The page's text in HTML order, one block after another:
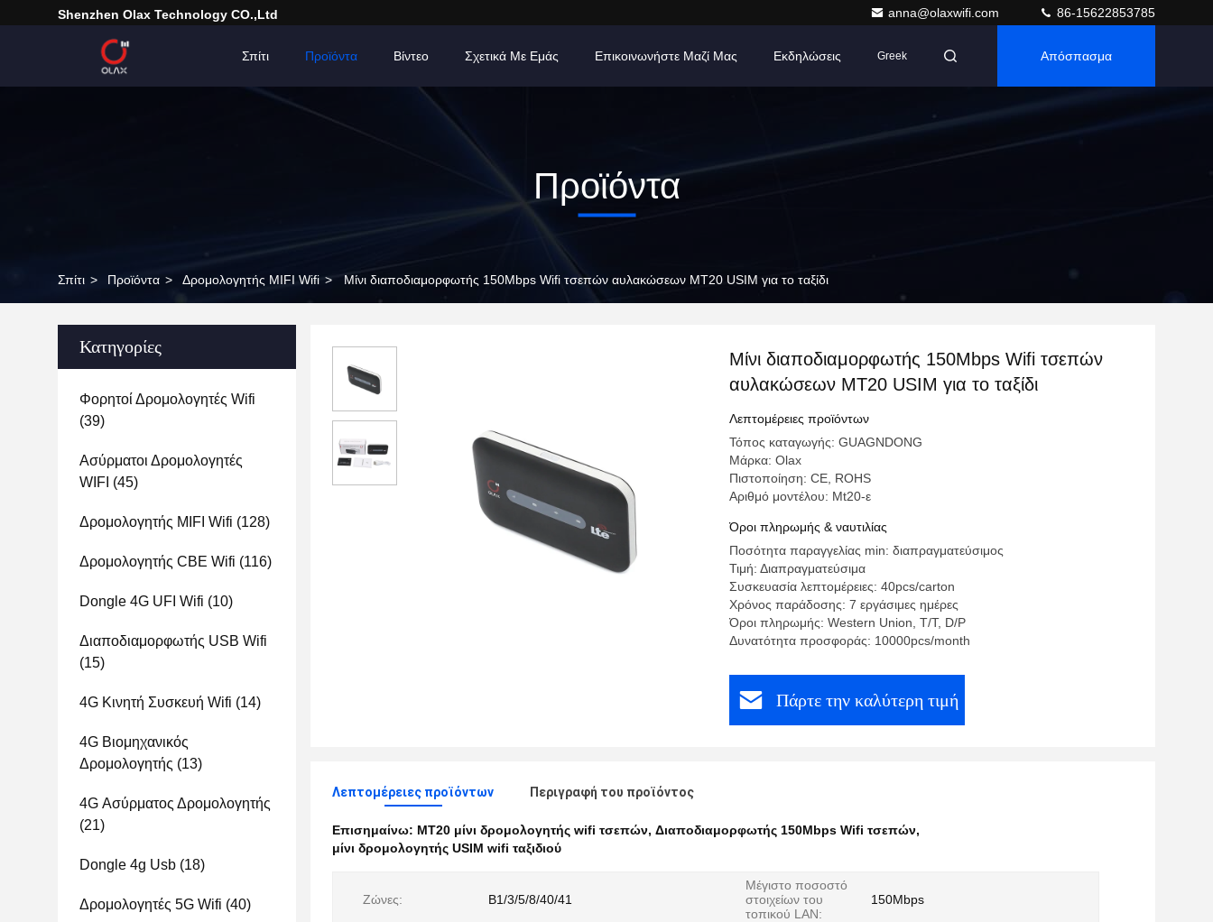
Shenzhen Olax Technology CO.,Ltd anna@olaxwifi.com 86-15622853785
Σπίτι Προϊόντα Βίντεο Σχετικά Με Εμάς Επικοινωνήστε Μαζί Μας Εκδηλώσεις Greek Απόσπασμα
Προϊόντα
Σπίτι > Προϊόντα > Δρομολογητής MIFI Wifi > Μίνι διαποδιαμορφωτής 150Mbps Wifi τσεπών αυλακώσεων MT20 USIM για το ταξίδι
Κατηγορίες
Φορητοί Δρομολογητές Wifi
(39)
Ασύρματοι Δρομολογητές
WIFI (45)
Δρομολογητής MIFI Wifi (128)
Δρομολογητής CBE Wifi (116)
Dongle 4G UFI Wifi (10)
Διαποδιαμορφωτής USB Wifi
(15)
4G Κινητή Συσκευή Wifi (14)
4G Βιομηχανικός
Δρομολογητής (13)
4G Ασύρματος Δρομολογητής
(21)
Dongle 4g Usb (18)
Δρομολογητές 5G Wifi (40)
Μίνι διαποδιαμορφωτής 150Mbps Wifi τσεπών
αυλακώσεων MT20 USIM για το ταξίδι
Λεπτομέρειες προϊόντων
Τόπος καταγωγής: GUAGNDONG
Μάρκα: Olax
Πιστοποίηση: CE, ROHS
Αριθμό μοντέλου: Mt20-ε
Όροι πληρωμής & ναυτιλίας
Ποσότητα παραγγελίας min: διαπραγματεύσιμος
Τιμή: Διαπραγματεύσιμα
Συσκευασία λεπτομέρειες: 40pcs/carton
Χρόνος παράδοσης: 7 εργάσιμες ημέρες
Όροι πληρωμής: Western Union, T/T, D/P
Δυνατότητα προσφοράς: 10000pcs/month
Πάρτε την καλύτερη τιμή
Λεπτομέρειες προϊόντων Περιγραφή του προϊόντος
Επισημαίνω: MT20 μίνι δρομολογητής wifi τσεπών, Διαποδιαμορφωτής 150Mbps Wifi τσεπών,
μίνι δρομολογητής USIM wifi ταξιδιού
Ζώνες: B1/3/5/8/40/41
Μέγιστο ποσοστό
στοιχείων του
τοπικού LAN:
150Mbps